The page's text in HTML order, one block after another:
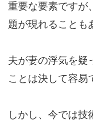
重要な要素ですが
題が現れることも
夫が妻の浮気を疑
ことは決して容易
しかし、今では技